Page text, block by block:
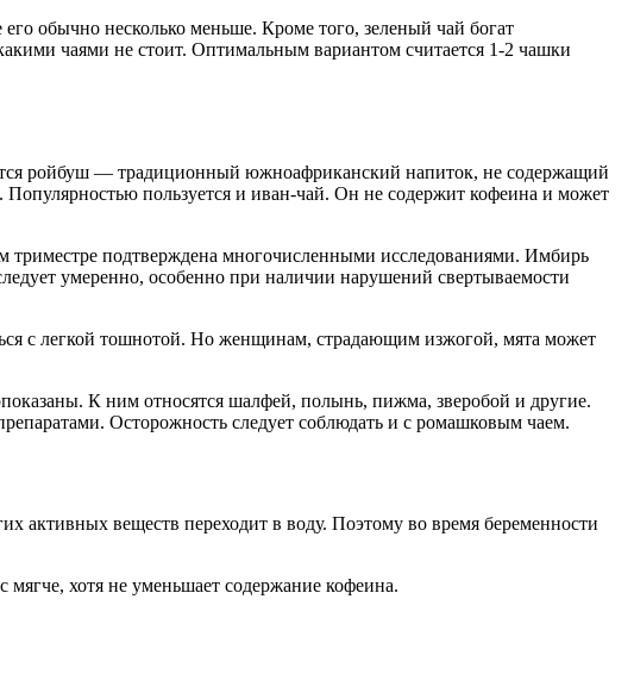
обычно несколько меньше. Кроме того, зеленый чай богат
чаями не стоит. Оптимальным вариантом считается 1-2 чашки
ройбуш — традиционный южноафриканский напиток, не содержащий
пользуется и иван-чай. Он не содержит кофеина и может
триместре подтверждена многочисленными исследованиями. Имбирь
умеренно, особенно при наличии нарушений свертываемости
с легкой тошнотой. Но женщинам, страдающим изжогой, мята может
К ним относятся шалфей, полынь, пижма, зверобой и другие.
Осторожность следует соблюдать и с ромашковым чаем.
активных веществ переходит в воду. Поэтому во время беременности
мягче, хотя не уменьшает содержание кофеина.